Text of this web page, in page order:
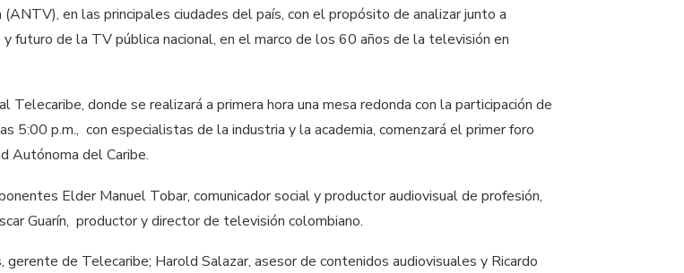
en las principales ciudades del país, con el propósito de analizar junto a
futuro de la TV pública nacional, en el marco de los 60 años de la televisión en
Telecaribe, donde se realizará a primera hora una mesa redonda con la participación de
5:00 p.m., con especialistas de la industria y la academia, comenzará el primer foro
Autónoma del Caribe.
Elder Manuel Tobar, comunicador social y productor audiovisual de profesión,
Guarín, productor y director de televisión colombiano.
de Telecaribe; Harold Salazar, asesor de contenidos audiovisuales y Ricardo